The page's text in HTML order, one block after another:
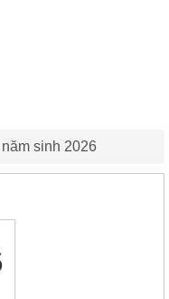
năm sinh 2026